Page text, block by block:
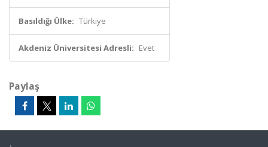
Basıldığı Ülke: Türkiye
Akdeniz Üniversitesi Adresli: Evet
Paylaş